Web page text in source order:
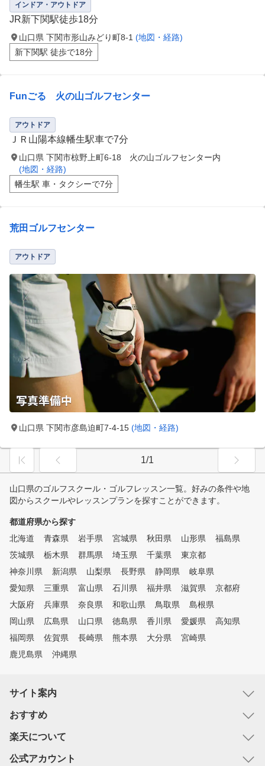
インドア・アウトドア
JR新下関駅徒歩18分
山口県 下関市形山みどり町8-1 (地図・経路)
新下関駅 徒歩で18分
Funごる 火の山ゴルフセンター
アウトドア
ＪＲ山陽本線幡生駅車で7分
山口県 下関市椋野上町6-18 火の山ゴルフセンター内
(地図・経路)
幡生駅 車・タクシーで7分
荒田ゴルフセンター
アウトドア
山口県 下関市彦島迫町7-4-15 (地図・経路)
1/1
山口県のゴルフスクール・ゴルフレッスン一覧。好みの条件や地
図からスクールやレッスンプランを探すことができます。
都道府県から探す
北海道
青森県 岩手県 宮城県 秋田県 山形県
福島県
茨城県
栃木県 群馬県 埼玉県 千葉県
東京都
神奈川県
新潟県 山梨県 長野県 静岡県
岐阜県
愛知県
三重県 富山県 石川県 福井県 滋賀県
京都府
大阪府
兵庫県 奈良県 和歌山県 鳥取県
島根県
岡山県
広島県 山口県 徳島県 香川県 愛媛県
高知県
福岡県
佐賀県 長崎県 熊本県 大分県
宮崎県
鹿児島県
沖縄県
サイト案内
おすすめ
楽天について
公式アカウント